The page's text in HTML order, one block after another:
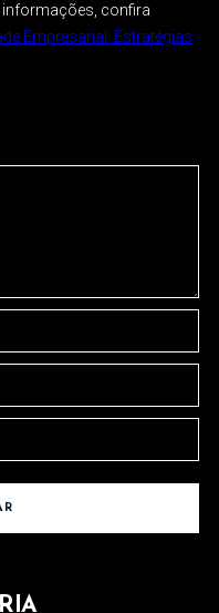
confira
Empresarial: Estratégias